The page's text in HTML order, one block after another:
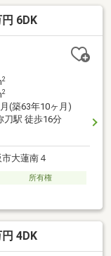
燥機付き！▼2沿線
・おおさか東線▼
代大蓮北店 約
ラッグセイムス東
免責
6DK
2
2
(築63年10ヶ月)
刀駅 徒歩16分
大蓮南４
所有権
4DK